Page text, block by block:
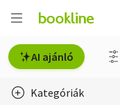
AI ajánló
Kategóriák